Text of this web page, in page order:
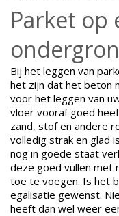
Parket op
Bij het leggen van
het zijn dat het beton
voor het leggen van
vloer vooraf goed
zand, stof en andere
volledig strak en glad
nog in goede staat
deze goed vullen met
toe te voegen. Is het
egalisatie gewenst.
heeft dan wel weer